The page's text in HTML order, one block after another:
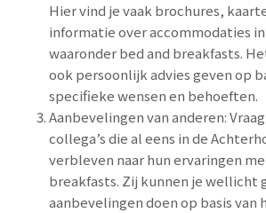
Hier vind je vaak brochures,
informatie over accommodaties
waaronder bed and breakfasts.
ook persoonlijk advies geven op
specifieke wensen en behoeften.
Aanbevelingen van anderen:
collega’s die al eens in de
verbleven naar hun ervaringen
breakfasts. Zij kunnen je wellicht
aanbevelingen doen op basis van